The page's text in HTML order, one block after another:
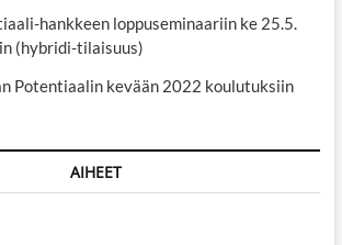
hankkeen loppuseminaariin ke 25.5.
(hybridi-tilaisuus)
Potentiaalin kevään 2022 koulutuksiin
AIHEET